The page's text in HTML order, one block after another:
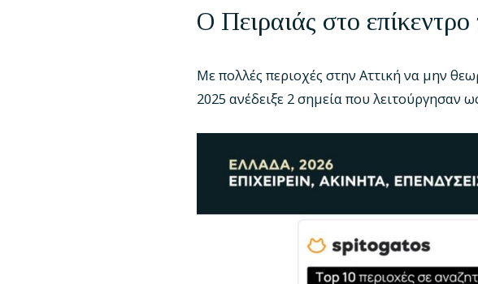
Ο Πειραιάς στο επίκεντρο
Με πολλές περιοχές στην Αττική να μην
2025 ανέδειξε 2 σημεία που λειτούργησαν